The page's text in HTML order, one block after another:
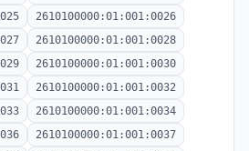
2610100000:01:001:0026
2610100000:01:001:0028
2610100000:01:001:0030
2610100000:01:001:0032
2610100000:01:001:0034
2610100000:01:001:0037